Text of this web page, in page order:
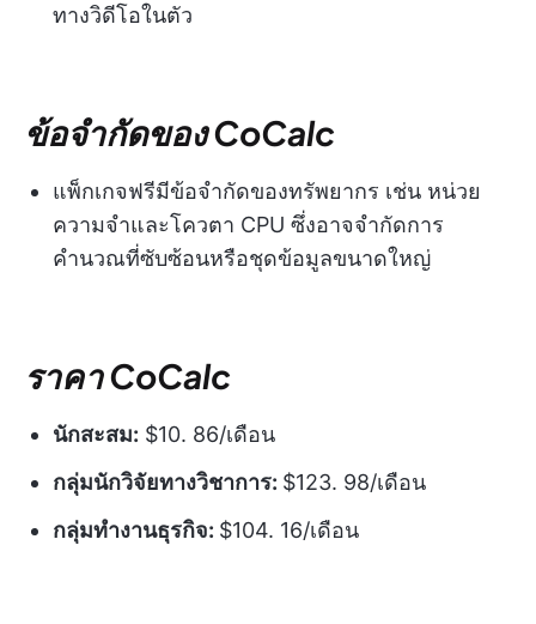
ทางวิดีโอในตัว
ข้อจำกัดของ CoCalc
แพ็กเกจฟรีมีข้อจำกัดของทรัพยากร เช่น หน่วย
ความจำและโควตา CPU ซึ่งอาจจำกัดการ
คำนวณที่ซับซ้อนหรือชุดข้อมูลขนาดใหญ่
ราคา CoCalc
นักสะสม: $10. 86/เดือน
กลุ่มนักวิจัยทางวิชาการ: $123. 98/เดือน
กลุ่มทำงานธุรกิจ: $104. 16/เดือน